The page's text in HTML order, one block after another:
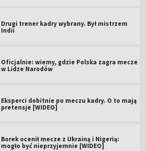
Drugi trener kadry wybrany. Był mistrzem
Indii
Oficjalnie: wiemy, gdzie Polska zagra mecze
w Lidze Narodów
Eksperci dobitnie po meczu kadry. O to mają
pretensje [WIDEO]
Borek ocenił mecze z Ukrainą i Nigerią:
mogło być nieprzyjemnie [WIDEO]